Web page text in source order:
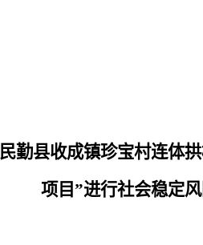
民勤县收成镇珍宝村连体
项目”进行社会稳定